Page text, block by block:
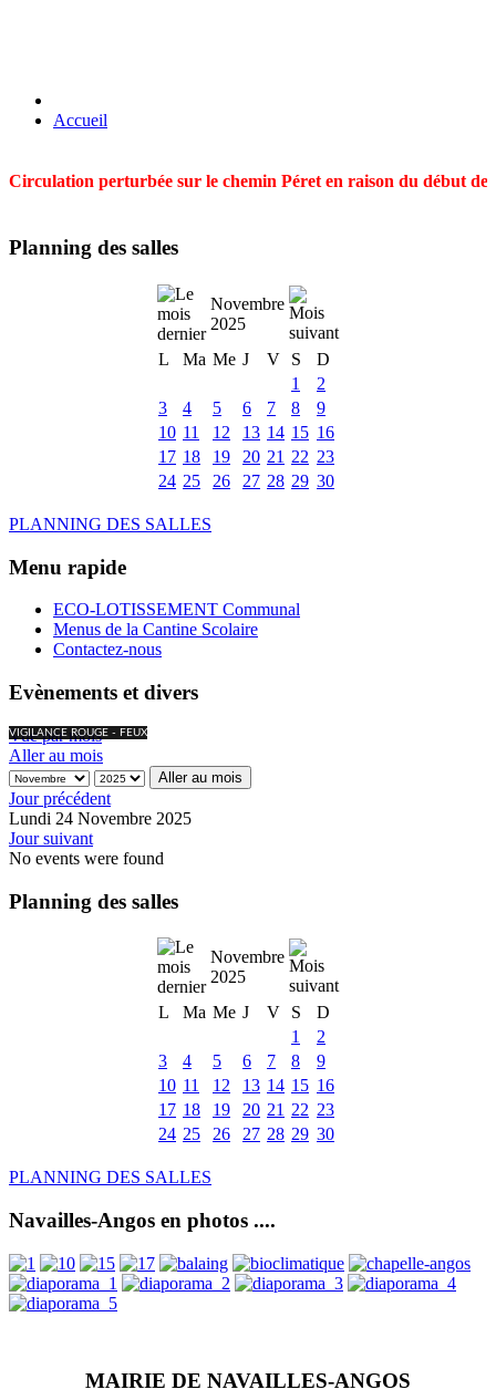
Accueil
Circulation perturbée sur le chemin Péret en raison du début
Planning des salles
Novembre
2025
L
Ma Me J V S
D
1
2
3
4 5 6 7 8
9
10 11 12 13 14 15 16
17 18 19 20 21 22 23
24 25 26 27 28 29 30
PLANNING DES SALLES
Menu rapide
ECO-LOTISSEMENT Communal
Menus de la Cantine Scolaire
Contactez-nous
Evènements et divers
VIGILANCE ROUGE - FEUX
Vue par mois
Aller au mois
Aller au mois
Jour précédent
Lundi 24 Novembre 2025
Jour suivant
No events were found
Planning des salles
Novembre
2025
L
Ma Me J V S
D
1
2
3
4 5 6 7 8
9
10 11 12 13 14 15 16
17 18 19 20 21 22 23
24 25 26 27 28 29 30
PLANNING DES SALLES
Navailles-Angos en photos ....
MAIRIE DE NAVAILLES-ANGOS